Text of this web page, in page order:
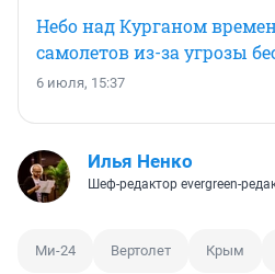
Небо над Курганом
самолетов из-за угрозы
6 июля, 15:37
Илья Ненко
Шеф-редактор evergreen-
Ми-24 Вертолет Крым